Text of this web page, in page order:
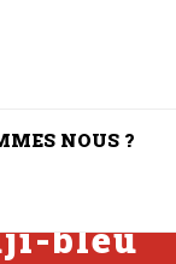
NOUS ?
bleu